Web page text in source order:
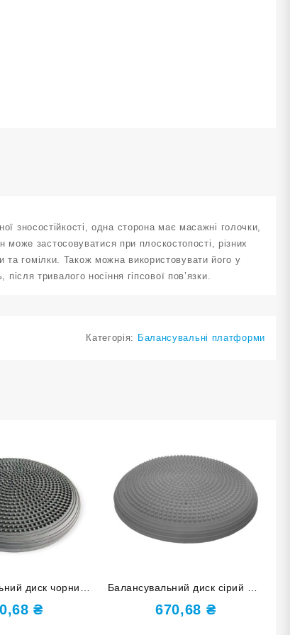
зносостійкості, одна сторона має масажні голочки,
застосовуватися при плоскостопості, різних
та гомілки. Також можна використовувати його у
тривалого носіння гіпсової пов’язки.
Категорія: Балансувальні платформи
диск чорний
M-black
₴
Балансувальний диск сірий YJ-
O-M-grey
670,68 ₴